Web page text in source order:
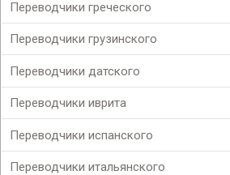
Переводчики греческого
Переводчики грузинского
Переводчики датского
Переводчики иврита
Переводчики испанского
Переводчики итальянского